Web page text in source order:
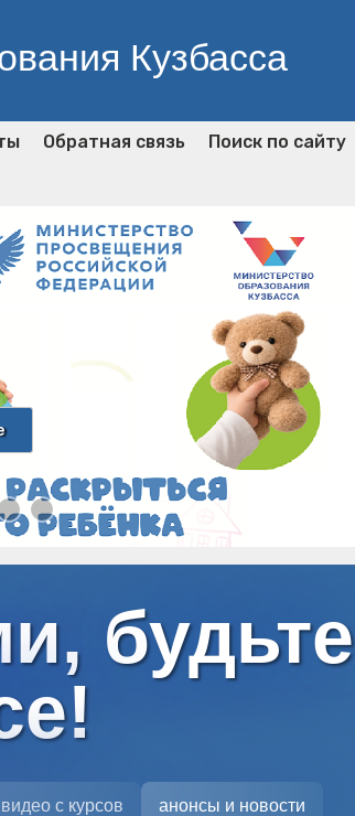
Кузбасса
Обратная связь Поиск по сайту
будьте
с курсов анонсы и новости